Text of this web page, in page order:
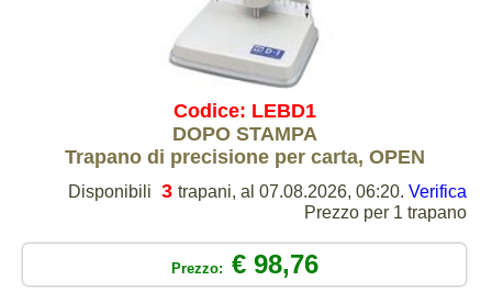
Codice: LEBD1
DOPO STAMPA
Trapano di precisione per carta, OPEN
Disponibili 3 trapani, al 07.08.2026, 06:20. Verifica
Prezzo per 1 trapano
Prezzo: € 98,76